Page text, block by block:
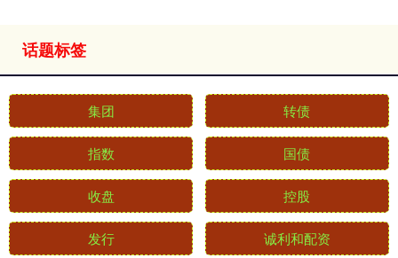
话题标签
集团 转债
指数 国债
收盘 控股
发行 诚利和配资